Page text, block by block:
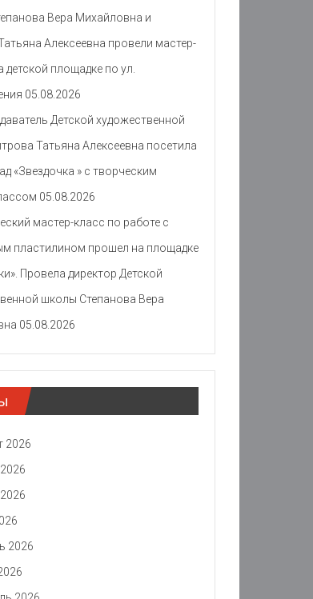
Вера Михайловна и
Алексеевна провели мастер-
детской площадке по ул.
05.08.2026
Детской художественной
Татьяна Алексеевна посетила
«Звездочка » с творческим
05.08.2026
мастер-класс по работе с
пластилином прошел на площадке
Провела директор Детской
школы Степанова Вера
05.08.2026
2026
2026